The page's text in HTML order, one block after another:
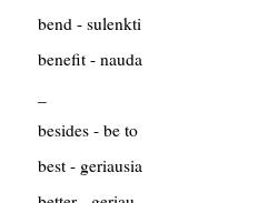
bend - sulenkti
benefit - nauda
besides - be to
best - geriausia